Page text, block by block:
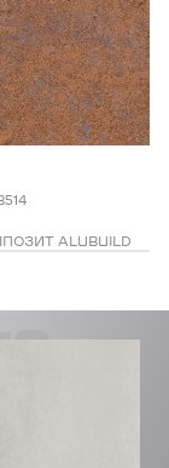
ALUBUILD